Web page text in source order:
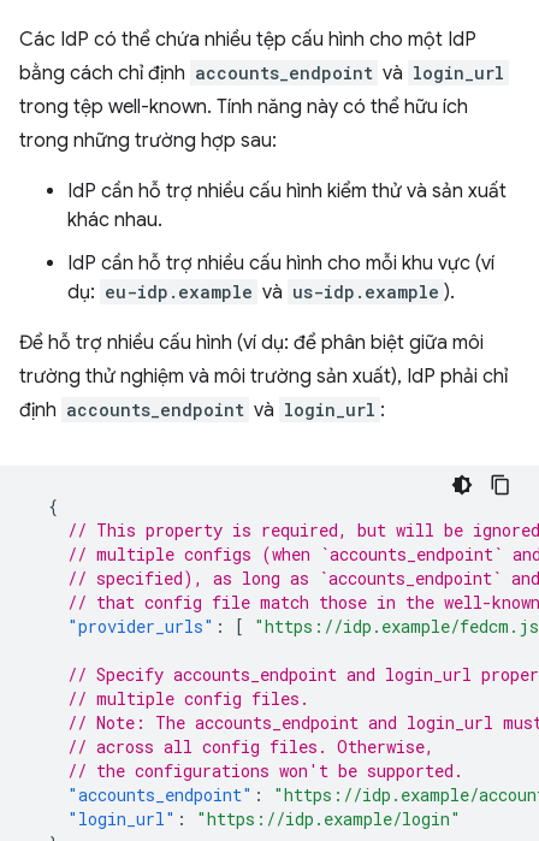
Các IdP có thể chứa nhiều tệp cấu hình cho một IdP
bằng cách chỉ định accounts_endpoint và login_url
trong tệp well-known. Tính năng này có thể hữu ích
trong những trường hợp sau:
IdP cần hỗ trợ nhiều cấu hình kiểm thử và sản xuất
khác nhau.
IdP cần hỗ trợ nhiều cấu hình cho mỗi khu vực (ví
dụ: eu-idp.example và us-idp.example ).
Để hỗ trợ nhiều cấu hình (ví dụ: để phân biệt giữa môi
trường thử nghiệm và môi trường sản xuất), IdP phải chỉ
định accounts_endpoint và login_url :
{
// This property is required, but will be ignored
// multiple configs (when `accounts_endpoint`
// specified), as long as `accounts_endpoint`
// that config file match those in the well-
"provider_urls" : [ "https://idp.example/
// Specify accounts_endpoint and login_url
// multiple config files.
// Note: The accounts_endpoint and login_url
// across all config files. Otherwise,
// the configurations won't be supported.
"accounts_endpoint" :
"https://idp.example/
"login_url" :
"https://idp.example/login"